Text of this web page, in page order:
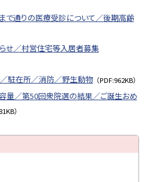
で通りの医療受診について／後期高齢
せ／村営住宅等入居者募集
駐在所／消防／野生動物 （PDF:962KB）
量／第50回衆院選の結果／ご誕生おめ
）